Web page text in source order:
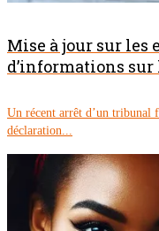
Mise à jour sur les
d’informations
Un récent arrêt d’un tribunal
déclaration...